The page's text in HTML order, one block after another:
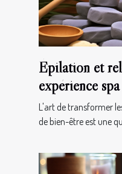
Épilation et
expérience
gomme
L'art de transformer
de bien-être est une